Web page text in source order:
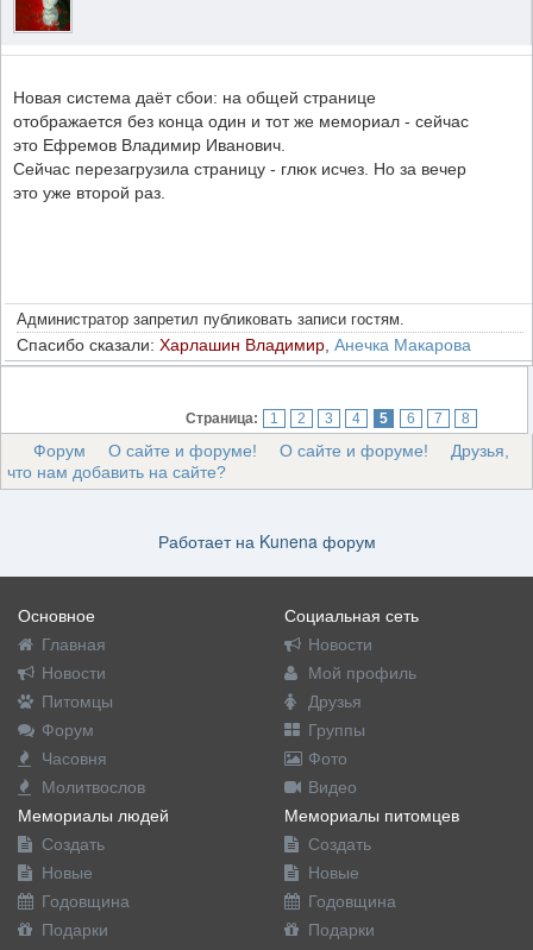
Новая система даёт сбои: на общей странице
отображается без конца один и тот же мемориал - сейчас
это Ефремов Владимир Иванович.
Сейчас перезагрузила страницу - глюк исчез. Но за вечер
это уже второй раз.
Администратор запретил публиковать записи гостям.
Спасибо сказали: Харлашин Владимир Анечка Макарова
Страница: 1 2 3 4 5 6 7 8
Форум О сайте и форуме! О сайте и форуме!
Друзья,
что нам добавить на сайте?
Работает на Kunena форум
Основное
Главная
Новости
Питомцы
Форум
Часовня
Молитвослов
Социальная сеть
Новости
Мой профиль
Друзья
Группы
Фото
Видео
Мемориалы людей
Создать
Новые
Годовщина
Подарки
Мемориалы питомцев
Создать
Новые
Годовщина
Подарки